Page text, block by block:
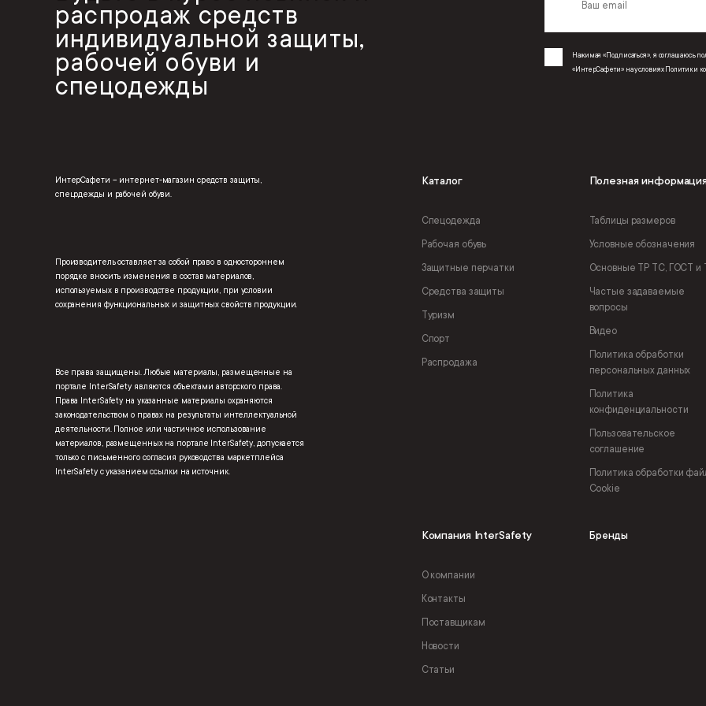
распродаж средств
индивидуальной защиты,
рабочей обуви и
спецодежды
Нажимая «Подписаться», я соглашаюсь
«ИнтерСафети» на условиях Политики
ИнтерСафети – интернет-магазин средств защиты,
спецодежды и рабочей обуви.
Производитель оставляет за собой право в одностороннем
порядке вносить изменения в состав материалов,
используемых в производстве продукции, при условии
сохранения функциональных и защитных свойств продукции.
Все права защищены. Любые материалы, размещенные на
портале InterSafety являются объектами авторского права.
Права InterSafety на указанные материалы охраняются
законодательством о правах на результаты интеллектуальной
деятельности. Полное или частичное использование
материалов, размещенных на портале InterSafety, допускается
только с письменного согласия руководства маркетплейса
InterSafety с указанием ссылки на источник.
Каталог
Спецодежда
Рабочая обувь
Защитные перчатки
Средства защиты
Туризм
Спорт
Распродажа
Полезная
Таблицы размеров
Условные обозначения
Основные ТР ТС, ГОСТ и
Частые задаваемые
вопросы
Видео
Политика обработки
персональных данных
Политика
конфиденциальности
Пользовательское
соглашение
Политика обработки
Cookie
Компания InterSafety
О компании
Контакты
Поставщикам
Новости
Статьи
Бренды